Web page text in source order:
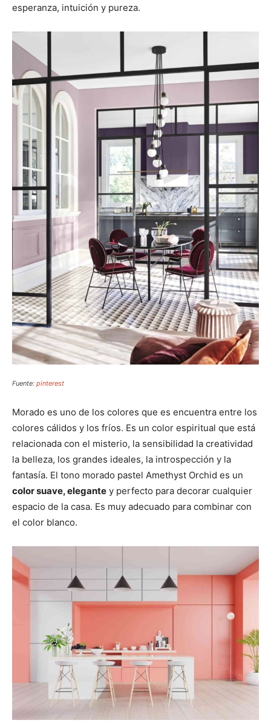
esperanza, intuición y pureza.
Fuente: pinterest
Morado es uno de los colores que es encuentra entre los
colores cálidos y los fríos. Es un color espiritual que está
relacionada con el misterio, la sensibilidad la creatividad
la belleza, los grandes ideales, la introspección y la
fantasía. El tono morado pastel Amethyst Orchid es un
color suave, elegante y perfecto para decorar cualquier
espacio de la casa. Es muy adecuado para combinar con
el color blanco.